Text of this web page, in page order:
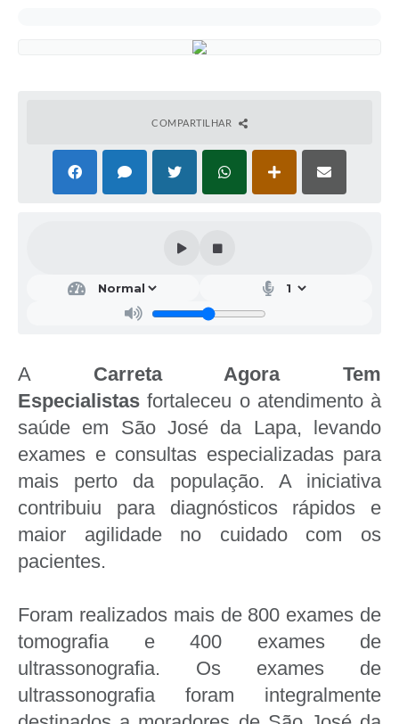
COMPARTILHAR
A Carreta Agora Tem
Especialistas fortaleceu o atendimento à
saúde em São José da Lapa, levando
exames e consultas especializadas para
mais perto da população. A iniciativa
contribuiu para diagnósticos rápidos e
maior agilidade no cuidado com os
pacientes.
Foram realizados mais de 800 exames de
tomografia e 400 exames de
ultrassonografia. Os exames de
ultrassonografia foram integralmente